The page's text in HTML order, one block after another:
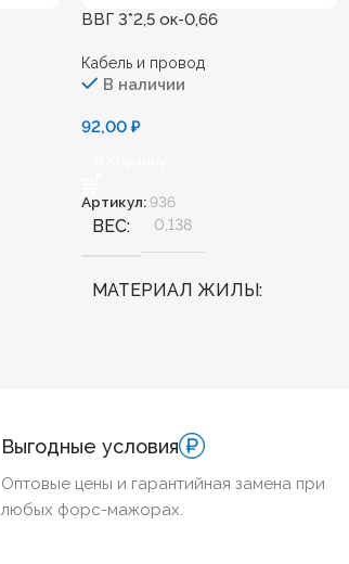
ВВГ 3*2,5 ок-0,66
Кабель и провод
В наличии
92,00₽
Артикул:936
ВЕС 0,138
МАТЕРИАЛ ЖИЛЫ
ХЛАДОСТОЙКИЙ
Выгодные условия
Оптовые цены и гарантийная замена при
любых форс-мажорах.